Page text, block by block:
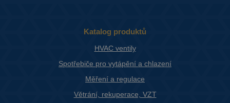
Katalog produktů
HVAC ventily
Spotřebiče pro vytápění a chlazení
Měření a regulace
Větrání, rekuperace, VZT